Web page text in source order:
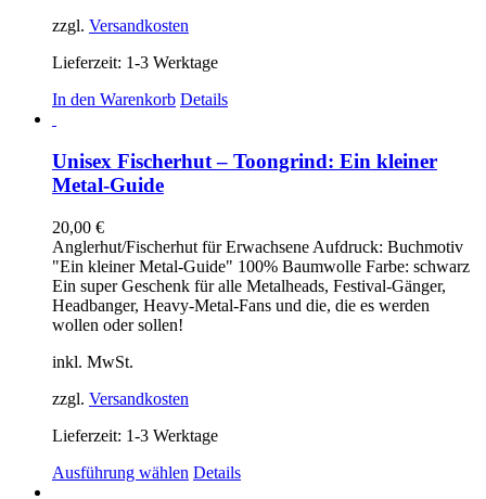
zzgl. Versandkosten
Lieferzeit: 1-3 Werktage
In den Warenkorb Details
Unisex Fischerhut – Toongrind: Ein kleiner
Metal-Guide
20,00 €
Anglerhut/Fischerhut für Erwachsene Aufdruck: Buchmotiv
"Ein kleiner Metal-Guide" 100% Baumwolle Farbe: schwarz
Ein super Geschenk für alle Metalheads, Festival-Gänger,
Headbanger, Heavy-Metal-Fans und die, die es werden
wollen oder sollen!
inkl. MwSt.
zzgl. Versandkosten
Lieferzeit: 1-3 Werktage
Ausführung wählen Dieses
Details